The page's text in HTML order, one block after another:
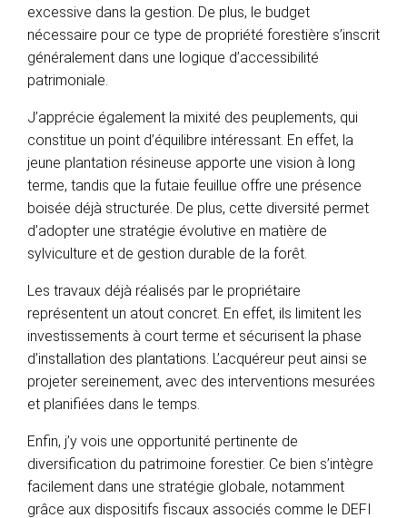
excessive dans la gestion. De plus, le budget
nécessaire pour ce type de propriété forestière s’inscrit
généralement dans une logique d’accessibilité
patrimoniale.
J’apprécie également la mixité des peuplements, qui
constitue un point d’équilibre intéressant. En effet, la
jeune plantation résineuse apporte une vision à long
terme, tandis que la futaie feuillue offre une présence
boisée déjà structurée. De plus, cette diversité permet
d’adopter une stratégie évolutive en matière de
sylviculture et de gestion durable de la forêt.
Les travaux déjà réalisés par le propriétaire
représentent un atout concret. En effet, ils limitent les
investissements à court terme et sécurisent la phase
d’installation des plantations. L’acquéreur peut ainsi se
projeter sereinement, avec des interventions mesurées
et planifiées dans le temps.
Enfin, j’y vois une opportunité pertinente de
diversification du patrimoine forestier. Ce bien s’intègre
facilement dans une stratégie globale, notamment
grâce aux dispositifs fiscaux associés comme le DEFI